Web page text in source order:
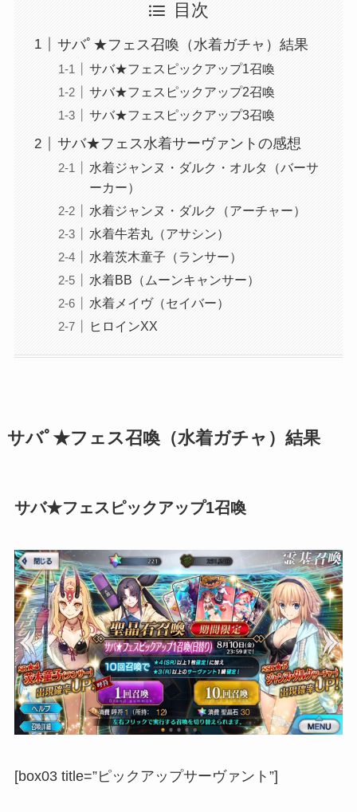
目次
サバﾟ★フェス召喚（水着ガチャ）結果
サバ★フェスピックアップ1召喚
サバ★フェスピックアップ2召喚
サバ★フェスピックアップ3召喚
サバ★フェス水着サーヴァントの感想
水着ジャンヌ・ダルク・オルタ（バーサ
ーカー）
水着ジャンヌ・ダルク（アーチャー）
水着牛若丸（アサシン）
水着茨木童子（ランサー）
水着BB（ムーンキャンサー）
水着メイヴ（セイバー）
ヒロインXX
サバﾟ★フェス召喚（水着ガチャ）結果
サバ★フェスピックアップ1召喚
[box03 title=”ピックアップサーヴァント”]